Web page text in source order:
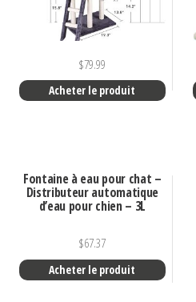
$79.99
Acheter le produit
Fontaine à eau pour chat –
Distributeur automatique
d’eau pour chien – 3L
$67.37
Acheter le produit